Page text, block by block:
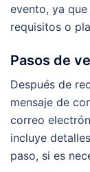
evento, ya
requisitos o
Pasos de
Después de
mensaje de
correo
incluye
paso, si es